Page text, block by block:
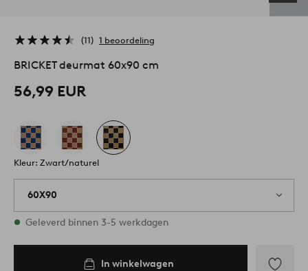
11 1 beoordeling
BRICKET deurmat 60x90 cm
56,99 EUR
Kleur: Zwart/naturel
60X90
Op voorraad
Geleverd binnen 3-5 werkdagen
In winkelwagen